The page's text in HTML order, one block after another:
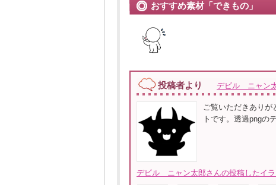
おすすめ素材「できもの」
投稿者より デビル ニャン
ご覧いただきありが
トです。透過pngの
デビル ニャン太郎さんの投稿したイラ